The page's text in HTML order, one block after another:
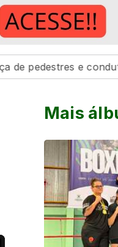
e condutores
Mais